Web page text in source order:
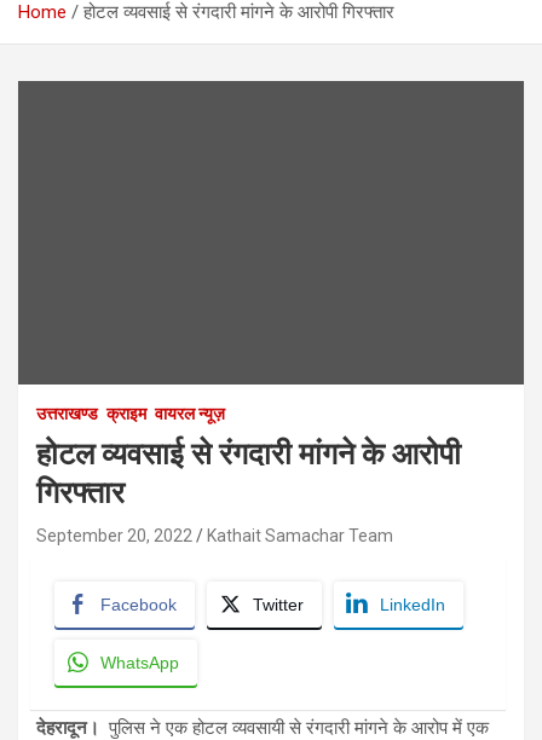
Uttarakhand News Headlines
Home होटल व्यवसाई से रंगदारी मांगने के आरोपी गिरफ्तार
उत्तराखण्ड क्राइम वायरल न्यूज़
होटल व्यवसाई से रंगदारी मांगने के आरोपी
गिरफ्तार
September 20, 2022 Kathait Samachar Team
Facebook Twitter LinkedIn
WhatsApp
देहरादून। पुलिस ने एक होटल व्यवसायी से रंगदारी मांगने के आरोप में एक